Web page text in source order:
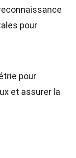
pour
pour
et assurer la